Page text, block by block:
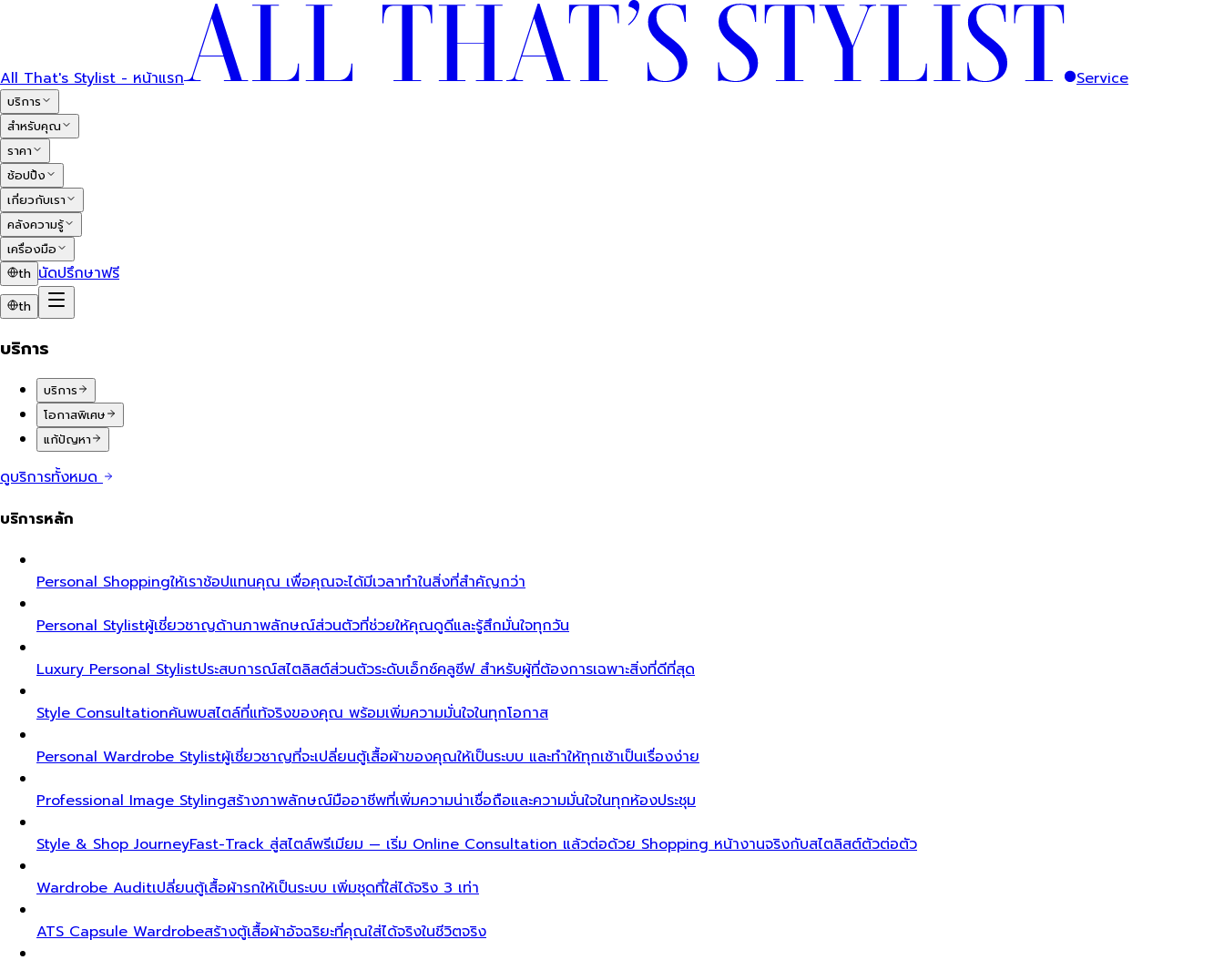
All That's Stylist - หน้าแรก Service
บริการ
สำหรับคุณ
ราคา
ช้อปปิ้ง
เกี่ยวกับเรา
คลังความรู้
เครื่องมือ
th นัดปรึกษาฟรี
th
บริการ
บริการ
โอกาสพิเศษ
แก้ปัญหา
ดูบริการทั้งหมด
บริการหลัก
Personal Shoppingให้เราช้อปแทนคุณ เพื่อคุณจะได้มีเวลาทำในสิ่งที่สำคัญกว่า
Personal Stylistผู้เชี่ยวชาญด้านภาพลักษณ์ส่วนตัวที่ช่วยให้คุณดูดีและรู้สึกมั่นใจทุกวัน
Luxury Personal Stylistประสบการณ์สไตลิสต์ส่วนตัวระดับเอ็กซ์คลูซีฟ สำหรับผู้ที่ต้องการเฉพาะสิ่งที่ดีที่สุด
Style Consultationค้นพบสไตล์ที่แท้จริงของคุณ พร้อมเพิ่มความมั่นใจในทุกโอกาส
Personal Wardrobe Stylistผู้เชี่ยวชาญที่จะเปลี่ยนตู้เสื้อผ้าของคุณให้เป็นระบบ และทำให้ทุกเช้าเป็นเรื่องง่าย
Professional Image Stylingสร้างภาพลักษณ์มืออาชีพที่เพิ่มความน่าเชื่อถือและความมั่นใจในทุกห้องประชุม
Style & Shop JourneyFast-Track สู่สไตล์พรีเมียม — เริ่ม Online Consultation แล้วต่อด้วย Shopping หน้างานจริงกับสไตลิสต์ตัวต่อตัว
Wardrobe Auditเปลี่ยนตู้เสื้อผ้ารกให้เป็นระบบ เพิ่มชุดที่ใส่ได้จริง 3 เท่า
ATS Capsule Wardrobeสร้างตู้เสื้อผ้าอัจฉริยะที่คุณใส่ได้จริงในชีวิตจริง